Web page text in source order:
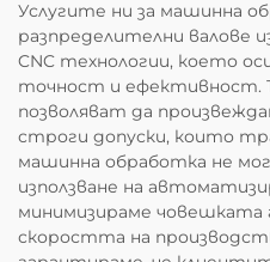
Услугите ни за машинна
разпределителни валове
CNC технологии, което
точност и ефективност.
позволяват да
строги допуски, които
машинна обработка не
използване на
минимизираме човешката
скоростта на